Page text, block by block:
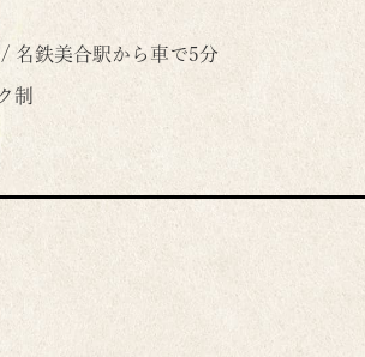
名鉄美合駅から車で5分
制